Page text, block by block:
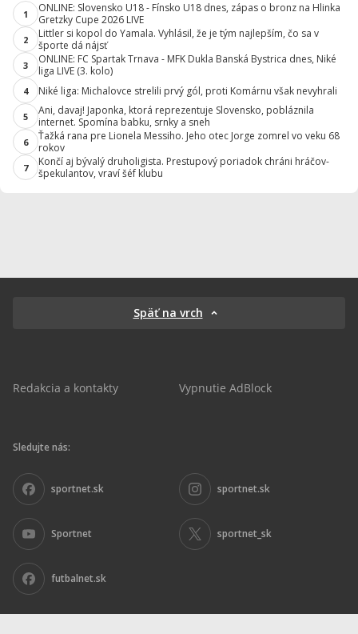
1
ONLINE: Slovensko U18 - Fínsko U18 dnes, zápas o bronz na Hlinka
Gretzky Cupe 2026 LIVE
2
Littler si kopol do Yamala. Vyhlásil, že je tým najlepším, čo sa v
športe dá nájsť
3
ONLINE: FC Spartak Trnava - MFK Dukla Banská Bystrica dnes, Niké
liga LIVE (3. kolo)
4 Niké liga: Michalovce strelili prvý gól, proti Komárnu však nevyhrali
5
Ani, davaj! Japonka, ktorá reprezentuje Slovensko, pobláznila
internet. Spomína babku, srnky a sneh
6
Ťažká rana pre Lionela Messiho. Jeho otec Jorge zomrel vo veku 68
rokov
7
Končí aj bývalý druholigista. Prestupový poriadok chráni hráčov-
špekulantov, vraví šéf klubu
Späť na vrch
Redakcia a kontakty Vypnutie AdBlock
Sledujte nás:
sportnet.sk sportnet.sk
Sportnet sportnet_sk
futbalnet.sk